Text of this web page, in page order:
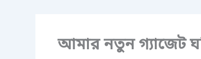
আমার নতুন গ্যাজেট